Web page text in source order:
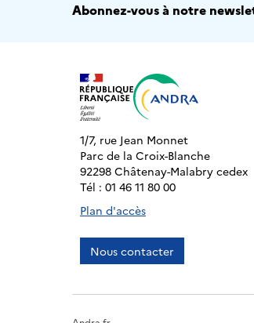
Abonnez-vous à notre
1/7, rue Jean Monnet
Parc de la Croix-Blanche
92298 Châtenay-Malabry cedex
Tél : 01 46 11 80 00
Plan d'accès
Nous contacter